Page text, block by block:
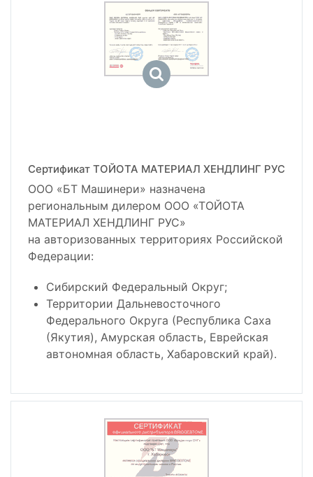
Сертификат ТОЙОТА МАТЕРИАЛ ХЕНДЛИНГ РУС
ООО «БТ Машинери» назначена
региональным дилером ООО «ТОЙОТА
МАТЕРИАЛ ХЕНДЛИНГ РУС»
на авторизованных территориях Российской
Федерации:
Сибирский Федеральный Округ;
Территории Дальневосточного
Федерального Округа (Республика Саха
(Якутия), Амурская область, Еврейская
автономная область, Хабаровский край).